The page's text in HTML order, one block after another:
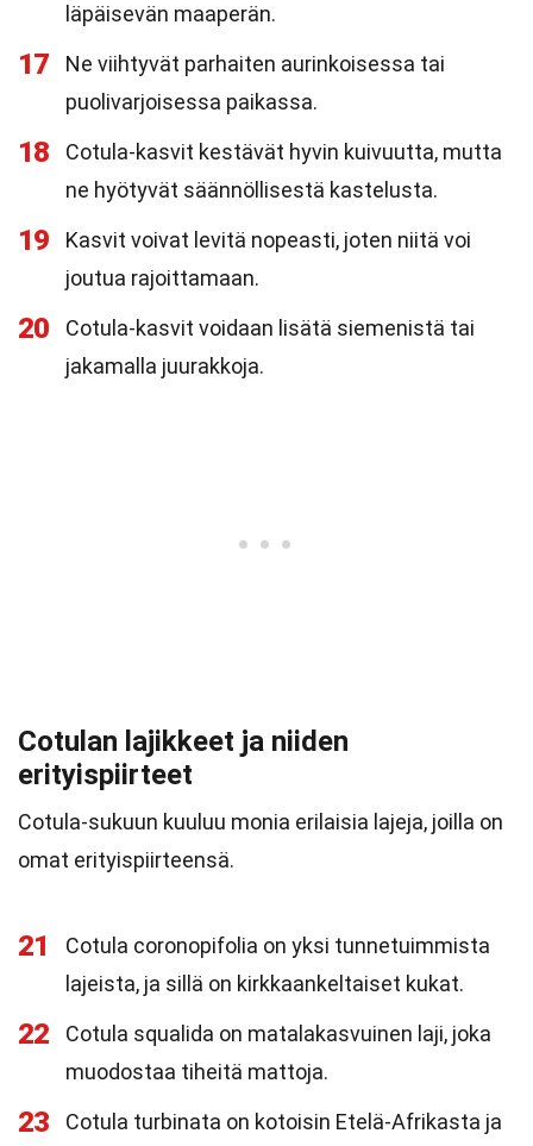
läpäisevän maaperän.
17
Ne viihtyvät parhaiten aurinkoisessa tai
puolivarjoisessa paikassa.
18
Cotula-kasvit kestävät hyvin kuivuutta, mutta
ne hyötyvät säännöllisestä kastelusta.
19
Kasvit voivat levitä nopeasti, joten niitä voi
joutua rajoittamaan.
20
Cotula-kasvit voidaan lisätä siemenistä tai
jakamalla juurakkoja.
Cotulan lajikkeet ja niiden
erityispiirteet
Cotula-sukuun kuuluu monia erilaisia lajeja, joilla on
omat erityispiirteensä.
21
Cotula coronopifolia on yksi tunnetuimmista
lajeista, ja sillä on kirkkaankeltaiset kukat.
22
Cotula squalida on matalakasvuinen laji, joka
muodostaa tiheitä mattoja.
23
Cotula turbinata on kotoisin Etelä-Afrikasta ja